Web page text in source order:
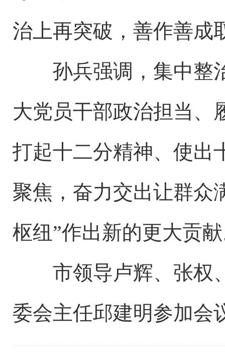
治上再突破，善作善成
孙兵强调，集中整治
大党员干部政治担当、
打起十二分精神、使出
聚焦，奋力交出让群众
枢纽”作出新的更大贡
市领导卢辉、张权、
委会主任邱建明参加会